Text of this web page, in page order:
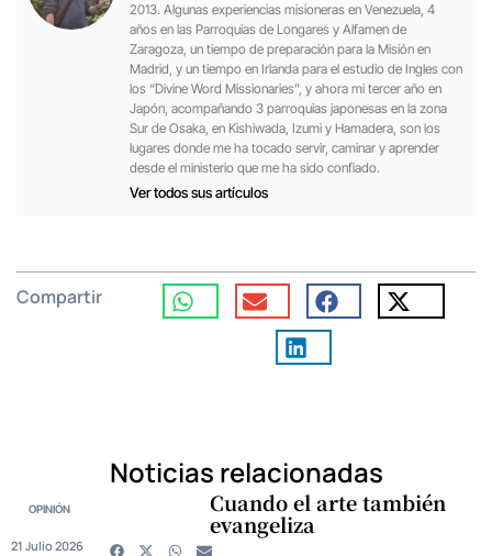
2013. Algunas experiencias misioneras en Venezuela, 4
años en las Parroquias de Longares y Alfamen de
Zaragoza, un tiempo de preparación para la Misión en
Madrid, y un tiempo en Irlanda para el estudio de Ingles con
los “Divine Word Missionaries”, y ahora mi tercer año en
Japón, acompañando 3 parroquias japonesas en la zona
Sur de Osaka, en Kishiwada, Izumi y Hamadera, son los
lugares donde me ha tocado servir, caminar y aprender
desde el ministerio que me ha sido confiado.
Ver todos sus artículos
Compartir
Noticias relacionadas
OPINIÓN Cuando el arte también
evangeliza
21 Julio 2026